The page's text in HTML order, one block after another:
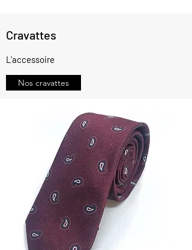
Cravattes
L'accessoire
Nos cravattes